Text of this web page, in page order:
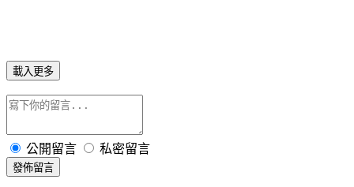
載入更多
公開留言 私密留言
發佈留言